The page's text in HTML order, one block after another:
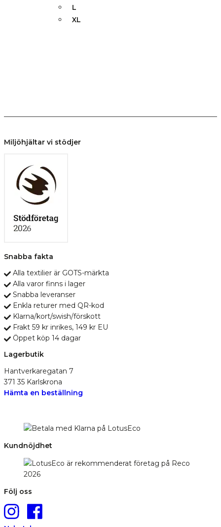
L
XL
Miljöhjältar vi stödjer
Snabba fakta
Alla textilier är GOTS-märkta
Alla varor finns i lager
Snabba leveranser
Enkla returer med QR-kod
Klarna/kort/swish/förskott
Frakt 59 kr inrikes, 149 kr EU
Öppet köp 14 dagar
Lagerbutik
Hantverkaregatan 7
371 35 Karlskrona
Hämta en beställning
Kundnöjdhet
Följ oss